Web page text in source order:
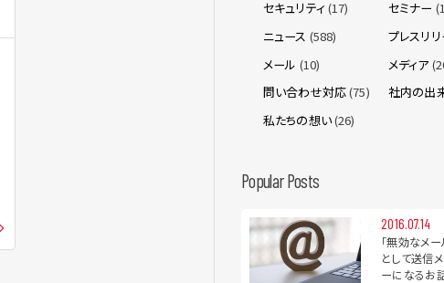
セキュリティ (17) セミナー
ニュース (588) プレスリ
メール (10) メディア
問い合わせ対応(75) 社内の出
私たちの想い(26)
Popular Posts
2016.07.14
「無効なメー
として送信
ーになるお